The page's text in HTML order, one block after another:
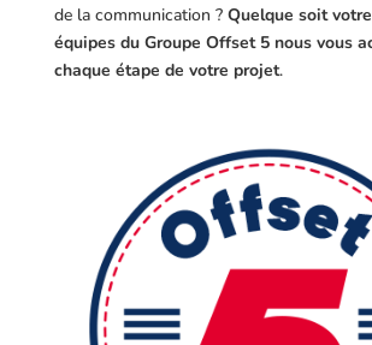
de la communication ? Quelque soit
équipes du Groupe Offset 5 nous vous
chaque étape de votre projet.